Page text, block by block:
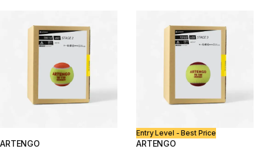
ARTENGO
Entry Level - Best Price
ARTENGO